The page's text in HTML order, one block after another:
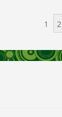
1 2